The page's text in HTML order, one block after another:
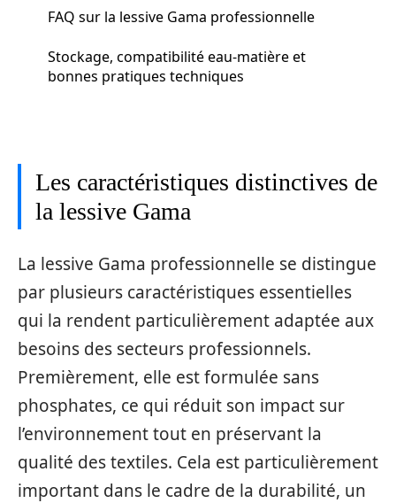
FAQ sur la lessive Gama professionnelle
Stockage, compatibilité eau-matière et
bonnes pratiques techniques
Les caractéristiques distinctives de
la lessive Gama
La lessive Gama professionnelle se distingue
par plusieurs caractéristiques essentielles
qui la rendent particulièrement adaptée aux
besoins des secteurs professionnels.
Premièrement, elle est formulée sans
phosphates, ce qui réduit son impact sur
l’environnement tout en préservant la
qualité des textiles. Cela est particulièrement
important dans le cadre de la durabilité, un